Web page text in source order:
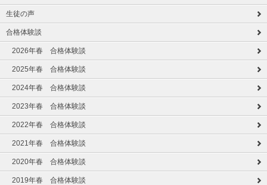
生徒の声
合格体験談
2026年春 合格体験談
2025年春 合格体験談
2024年春 合格体験談
2023年春 合格体験談
2022年春 合格体験談
2021年春 合格体験談
2020年春 合格体験談
2019年春 合格体験談